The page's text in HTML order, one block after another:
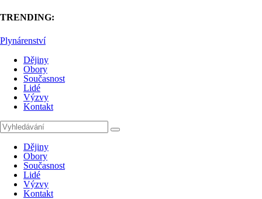
TRENDING:
Plynárenství
Dějiny
Obory
Současnost
Lidé
Výzvy
Kontakt
Dějiny
Obory
Současnost
Lidé
Výzvy
Kontakt